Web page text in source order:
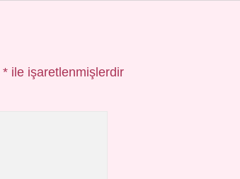
*ile işaretlenmişlerdir